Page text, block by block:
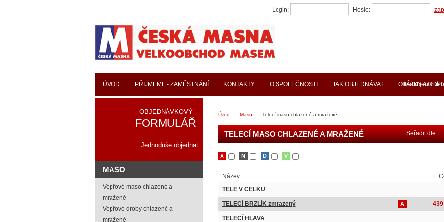
ÚVOD PŘIJMEME - ZAMĚSTNÁNÍ KONTAKTY O SPOLEČNOSTI JAK OBJEDNÁVAT OTÁZKY A
Login: Heslo:
Hledat jen v
Úvod Maso Telecí maso chlazené a mražené
TELECÍ MASO CHLAZENÉ A MRAŽENÉ Seřadit dle:
A N D V
Název
TELE V CELKU
TELECÍ BRZLÍK zmrazený A 439
TELECÍ HLAVA
OBJEDNÁVKOVÝ
FORMULÁŘ
Jednoduše objednat
MASO
Vepřové maso chlazené a
mražené
Vepřové droby chlazené a
mražené